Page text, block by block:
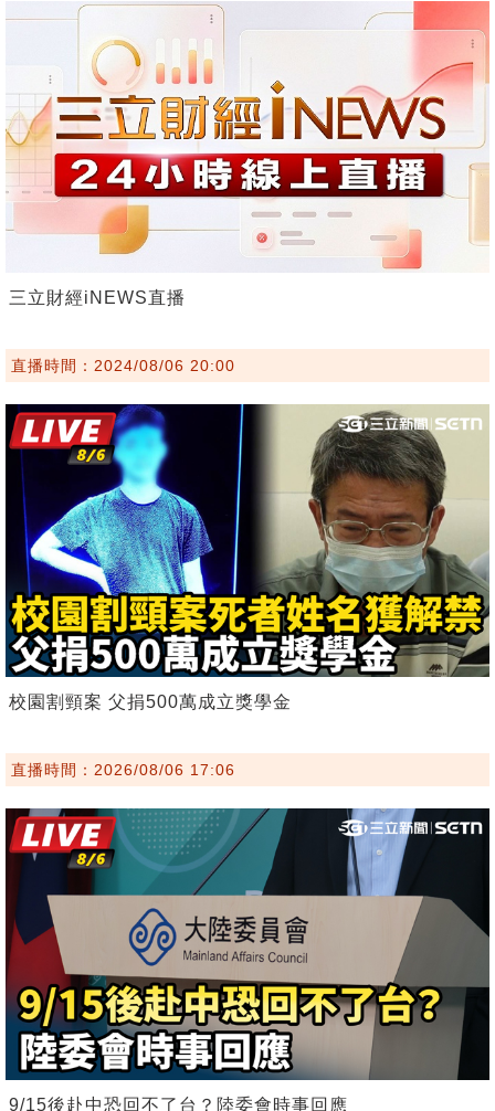
三立財經iNEWS直播
直播時間：2024/08/06 20:00
校園割頸案 父捐500萬成立獎學金
直播時間：2026/08/06 17:06
9/15後赴中恐回不了台？陸委會時事回應